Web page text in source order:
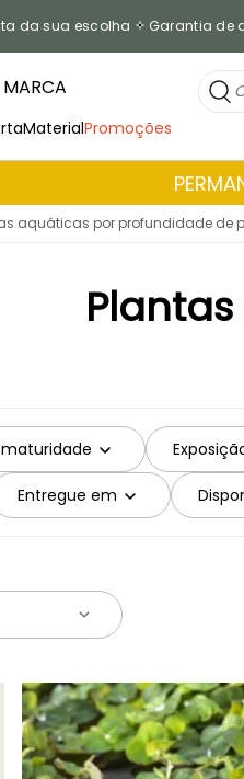
da sua escolha Garantia de
MaterialPromoções
aquáticas por profundidade de
Entregue em